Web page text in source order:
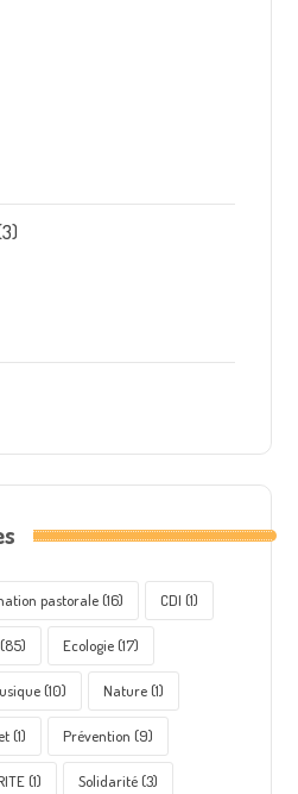
pastorale(16) CDI (1)
(85) Ecologie(17)
(10) Nature(1)
(1) Prévention (9)
(1) Solidarité(3)